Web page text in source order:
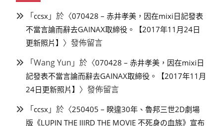
「ccsx 」於〈070428 – 赤井孝美，因在mixi日記發表
不當言論而辭去GAINAX取締役。【2017年11月24日
更新照片】 〉發佈留言
「Wang Yun 」於〈070428 – 赤井孝美，因在mixi日
記發表不當言論而辭去GAINAX取締役。【2017年11月
24日更新照片】 〉發佈留言
「ccsx 」於〈250405 – 睽違30年、魯邦三世2D劇場
版《LUPIN THE IIIRD THE MOVIE 不死身の血族》宣布